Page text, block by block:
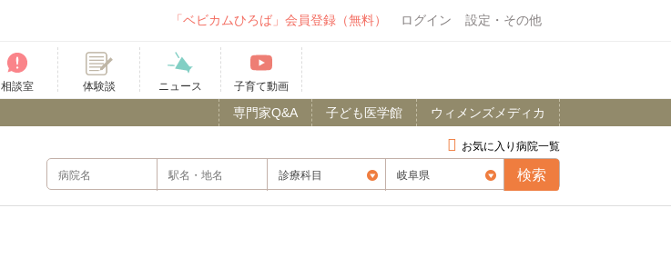
「ベビカムひろば」会員登録（無料） ログイン 設定・その他
相談室 体験談 ニュース 子育て動画
ウィメンズメディカ
子ども医学館
専門家Q&A
お気に入り病院一覧